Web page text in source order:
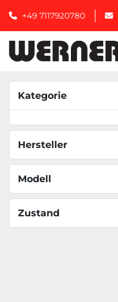
+49 7117920780
Kategorie
Hersteller
Modell
Zustand